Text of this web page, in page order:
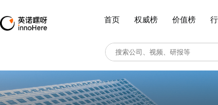
首页 权威榜 价值榜